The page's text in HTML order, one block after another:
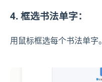
4. 框选书法单字：
用鼠标框选每个书法单字。